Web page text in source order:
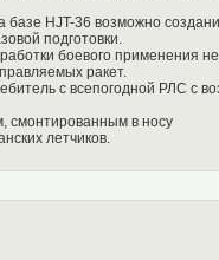
HJT-36 возможно
подготовки.
боевого применения
ракет.
с всепогодной РЛС с
смонтированным в носу
летчиков.